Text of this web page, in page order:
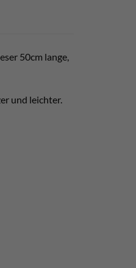
50cm lange,
und leichter.